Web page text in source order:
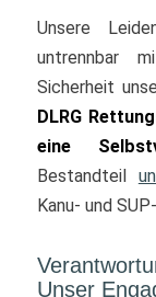
Unsere
untrennbar
Sicherheit
DLRG
eine
Bestandteil
Kanu- und
Unser